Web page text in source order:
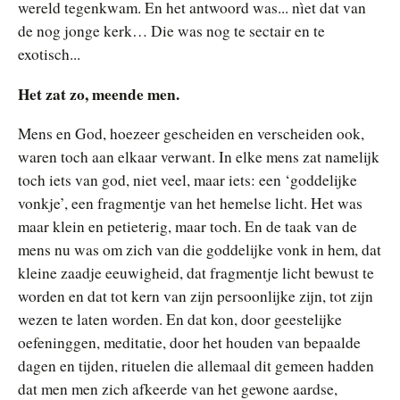
wereld tegenkwam. En het antwoord was... nìet dat van
de nog jonge kerk… Die was nog te sectair en te
exotisch...
Het zat zo, meende men.
Mens en God, hoezeer gescheiden en verscheiden ook,
waren toch aan elkaar verwant. In elke mens zat namelijk
toch iets van god, niet veel, maar iets: een ‘goddelijke
vonkje’, een fragmentje van het hemelse licht. Het was
maar klein en petieterig, maar toch. En de taak van de
mens nu was om zich van die goddelijke vonk in hem, dat
kleine zaadje eeuwigheid, dat fragmentje licht bewust te
worden en dat tot kern van zijn persoonlijke zijn, tot zijn
wezen te laten worden. En dat kon, door geestelijke
oefeninggen, meditatie, door het houden van bepaalde
dagen en tijden, rituelen die allemaal dit gemeen hadden
dat men men zich afkeerde van het gewone aardse,